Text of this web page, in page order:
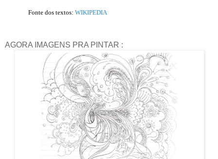
Fonte dos textos: WIKIPEDIA
AGORA IMAGENS PRA PINTAR :